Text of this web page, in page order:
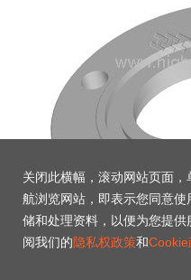
关闭此横幅，滚动网站页面
航浏览网站，即表示您同意
储和处理资料，以便为您提
阅我们的隐私权政策和Cookie